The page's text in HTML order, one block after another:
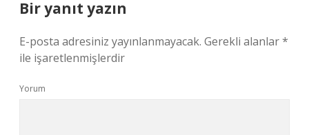
Bir yanıt yazın
E-posta adresiniz yayınlanmayacak. Gerekli alanlar*
ile işaretlenmişlerdir
Yorum